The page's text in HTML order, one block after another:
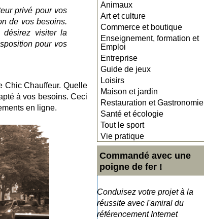
Animaux
Art et culture
Commerce et boutique
Enseignement, formation et
Emploi
Entreprise
Guide de jeux
Loisirs
Maison et jardin
Restauration et Gastronomie
Santé et écologie
Tout le sport
Vie pratique
Commandé avec une
poigne de fer !
Conduisez votre projet à la
réussite avec l'amiral du
référencement Internet
privé pour vos
de vos besoins.
visiter la
pour vos
Chic Chauffeur. Quelle
à vos besoins. Ceci
en ligne.